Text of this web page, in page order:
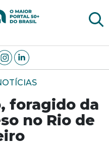
Viva Notícias
foragido da
no Rio de